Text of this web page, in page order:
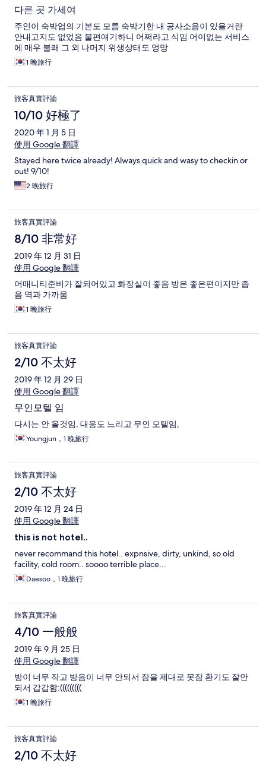
다른 곳 가세여
주인이 숙박업의 기본도 모름 숙박기한 내 공사소음이 있을거란
안내고지도 없었음 불편얘기하니 어쩌라고 식임 어이없는 서비스
에 매우 불쾌 그 외 나머지 위생상태도 엉망
1 晚旅行
旅客真實評論
10/10 好極了
2020 年 1 月 5 日
使用 Google 翻譯
Stayed here twice already! Always quick and wasy to checkin or
out! 9/10!
2 晚旅行
旅客真實評論
8/10 非常好
2019 年 12 月 31 日
使用 Google 翻譯
어매니티준비가 잘되어있고 화장실이 좋음 방은 좋은편이지만 좁
음 역과 가까움
1 晚旅行
旅客真實評論
2/10 不太好
2019 年 12 月 29 日
使用 Google 翻譯
무인모텔 임
다시는 안 올것임, 대응도 느리고 무인 모텔임,
Youngjun，1 晚旅行
旅客真實評論
2/10 不太好
2019 年 12 月 24 日
使用 Google 翻譯
this is not hotel..
never recommand this hotel.. expnsive, dirty, unkind, so old
facility, cold room.. soooo terrible place...
Daesoo，1 晚旅行
旅客真實評論
4/10 一般般
2019 年 9 月 25 日
使用 Google 翻譯
방이 너무 작고 방음이 너무 안되서 잠을 제대로 못잠 환기도 잘안
되서 갑갑함:(((((((((
1 晚旅行
旅客真實評論
2/10 不太好